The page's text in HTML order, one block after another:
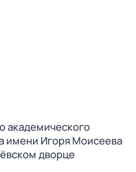
академического
имени Игоря Моисеева
дворце